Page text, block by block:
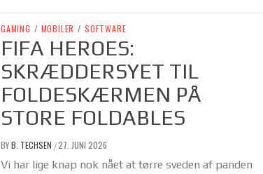
GAMING / MOBILER / SOFTWARE
FIFA HEROES:
SKRÆDDERSYET TIL
FOLDESKÆRMEN PÅ
STORE FOLDABLES
BYB. TECHSEN /27. JUNI 2026
Vi har lige knap nok nået at tørre sveden af panden